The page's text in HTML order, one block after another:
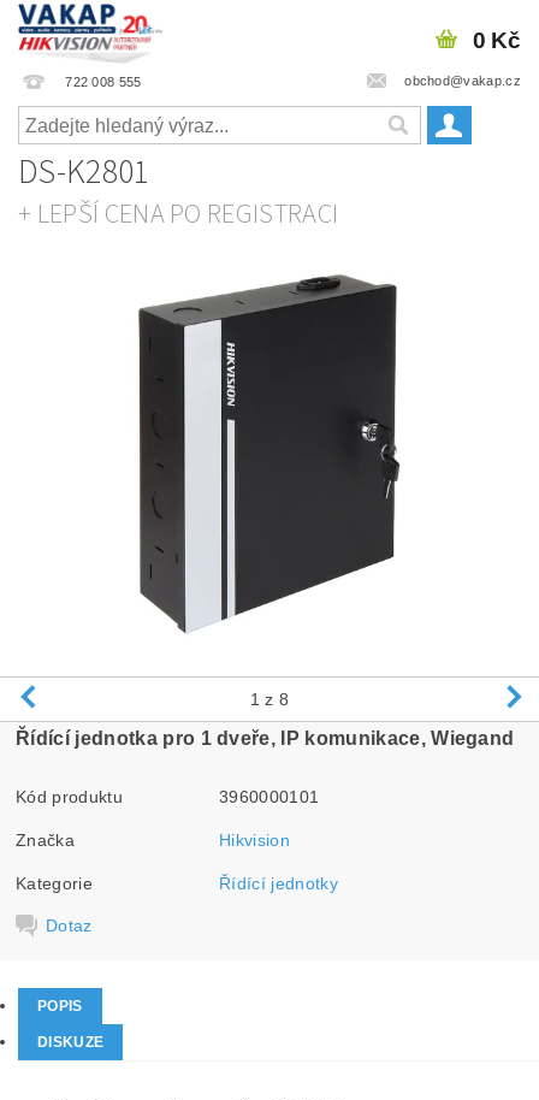
722 008 555 obchod@vakap.cz
0 Kč
DS-K2801
+ LEPŠÍ CENA PO REGISTRACI
1 z 8
Řídící jednotka pro 1 dveře, IP komunikace, Wiegand
Kód produktu 3960000101
Značka Hikvision
Kategorie Řídící jednotky
Dotaz
POPIS
DISKUZE